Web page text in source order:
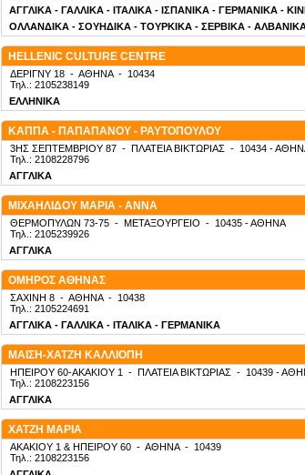
ΑΓΓΛΙΚΑ - ΓΑΛΛΙΚΑ - ΙΤΑΛΙΚΑ - ΙΣΠΑΝΙΚΑ - ΓΕΡΜΑΝΙΚΑ -
ΟΛΛΑΝΔΙΚΑ - ΣΟΥΗΔΙΚΑ - ΤΟΥΡΚΙΚΑ - ΣΕΡΒΙΚΑ -
HELLENIC CULTURE CENTRE
ΔΕΡΙΓΝΥ 18 - ΑΘΗΝΑ- 10434
Τηλ.: 2105238149
ΕΛΛΗΝΙΚΑ
ΚΑΠΠΑ - ΠΑΠΑΠΑΝΟΥ - ΡΑΥΤΟΠΟΥΛΟΥ
3ΗΣ ΣΕΠΤΕΜΒΡΙΟΥ 87 - ΠΛΑΤΕΙΑ ΒΙΚΤΩΡΙΑΣ - 10434 -
Τηλ.: 2108228796
ΑΓΓΛΙΚΑ
ΜΙΧΑΗΛΙΔΟΥ ΜΑΡΙΑ - ΑΝΝΑ
ΘΕΡΜΟΠΥΛΩΝ 73-75 - ΜΕΤΑΞΟΥΡΓΕΙΟ - 10435 - ΑΘΗΝΑ
Τηλ.: 2105239926
ΑΓΓΛΙΚΑ
ΟΜΗΡΟΣ ΑΘΗΝΑΣ
ΣΑΧΙΝΗ 8 - ΑΘΗΝΑ- 10438
Τηλ.: 2105224691
ΑΓΓΛΙΚΑ - ΓΑΛΛΙΚΑ - ΙΤΑΛΙΚΑ - ΓΕΡΜΑΝΙΚΑ
ΜΑΙΣΗ-ΧΑΤΖΗ ΚΑΛΛΙΟΠΗ
ΗΠΕΙΡΟΥ 60-ΑΚΑΚΙΟΥ 1 - ΠΛΑΤΕΙΑ ΒΙΚΤΩΡΙΑΣ - 10439 -
Τηλ.: 2108223156
ΑΓΓΛΙΚΑ
ΧΑΤΖΗ ΜΑΡΙΑ
ΑΚΑΚΙΟΥ 1 & ΗΠΕΙΡΟΥ 60 - ΑΘΗΝΑ- 10439
Τηλ.: 2108223156